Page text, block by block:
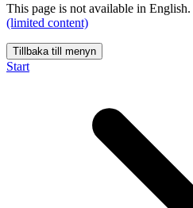
This page is not available in English.
(limited content)
Tillbaka till menyn
Start